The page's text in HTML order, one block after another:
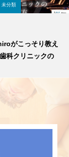
未分類
がこっそり教え
科クリニックの